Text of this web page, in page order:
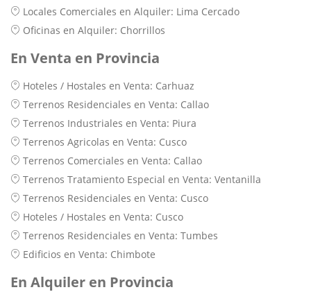
Locales Comerciales en Alquiler: Lima Cercado
Oficinas en Alquiler: Chorrillos
En Venta en Provincia
Hoteles / Hostales en Venta: Carhuaz
Terrenos Residenciales en Venta: Callao
Terrenos Industriales en Venta: Piura
Terrenos Agricolas en Venta: Cusco
Terrenos Comerciales en Venta: Callao
Terrenos Tratamiento Especial en Venta: Ventanilla
Terrenos Residenciales en Venta: Cusco
Hoteles / Hostales en Venta: Cusco
Terrenos Residenciales en Venta: Tumbes
Edificios en Venta: Chimbote
En Alquiler en Provincia